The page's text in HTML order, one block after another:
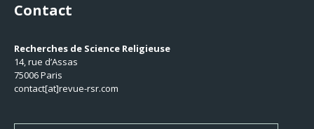
Contact
Recherches de Science Religieuse
14, rue d’Assas
75006 Paris
contact[at]revue-rsr.com